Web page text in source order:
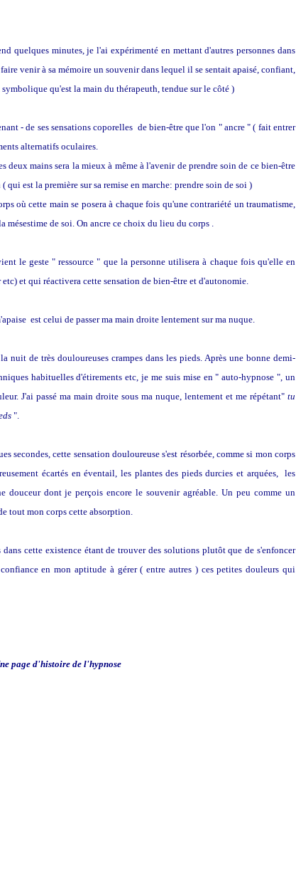
quelques minutes, je l'ai expérimenté en mettant d'autres personnes dans
venir à sa mémoire un souvenir dans lequel il se sentait apaisé, confiant,
qu'est la main du thérapeuth, tendue sur le côté )
- de ses sensations coporelles de bien-être que l'on " ancre " ( fait entrer
alternatifs oculaires.
deux mains sera la mieux à même à l'avenir de prendre soin de ce bien-être
qui est la première sur sa remise en marche: prendre soin de soi )
où cette main se posera à chaque fois qu'une contrariété un traumatisme,
de soi. On ancre ce choix du lieu du corps .
le geste " ressource " que la personne utilisera à chaque fois qu'elle en
et qui réactivera cette sensation de bien-être et d'autonomie.
est celui de passer ma main droite lentement sur ma nuque.
nuit de très douloureuses crampes dans les pieds. Après une bonne demi-
habituelles d'étirements etc, je me suis mise en " auto-hypnose ", un
J'ai passé ma main droite sous ma nuque, lentement et me répétant" tu
".
secondes, cette sensation douloureuse s'est résorbée, comme si mon corps
écartés en éventail, les plantes des pieds durcies et arquées, les
douceur dont je perçois encore le souvenir agréable. Un peu comme un
tout mon corps cette absorption.
cette existence étant de trouver des solutions plutôt que de s'enfoncer
en mon aptitude à gérer ( entre autres ) ces petites douleurs qui
page d'histoire de l'hypnose